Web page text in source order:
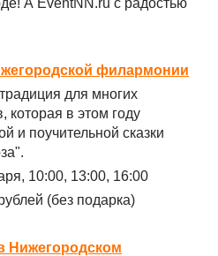
А EventNN.ru с радостью
филармонии
для многих
которая в этом году
и поучительной сказки
10:00, 13:00, 16:00
(без подарка)
Нижегородском